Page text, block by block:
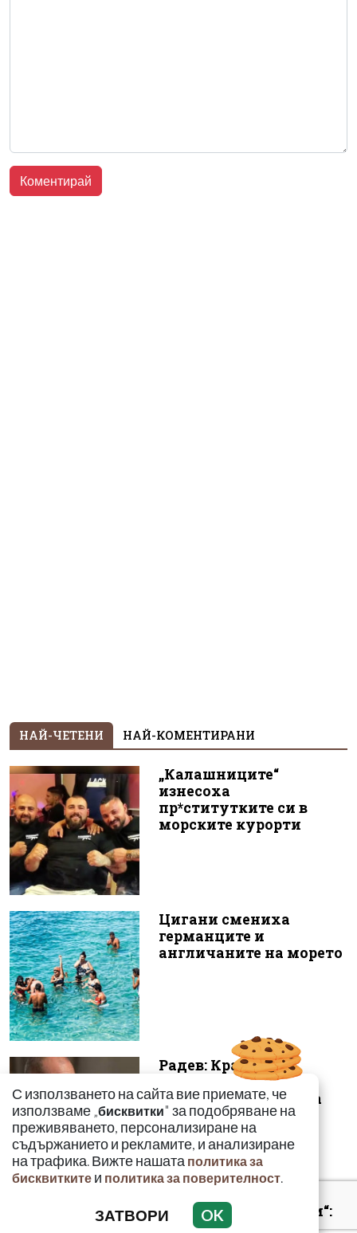
НАЙ-ЧЕТЕНИ НАЙ-КОМЕНТИРАНИ
„Калашниците“
изнесоха
пр*ститутките си в
морските курорти
Цигани смениха
германците и
англичаните на морето
Радев: Край на 15-
годишната сага –
безценният архив на
македонските бъ...
„Умира се за секунди“:
Токсиколог
С използването на сайта вие приемате, че
използваме „бисквитки" за подобряване на
преживяването, персонализиране на
съдържанието и рекламите, и анализиране
на трафика. Вижте нашата политика за
бисквитките и политика за поверителност.
ЗАТВОРИ OK